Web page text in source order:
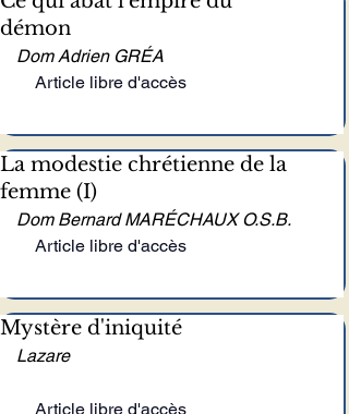
démon
Dom Adrien GRÉA
Article libre d'accès
La modestie chrétienne de la
femme (I)
Dom Bernard MARÉCHAUX O.S.B.
Article libre d'accès
Mystère d'iniquité
Lazare
Article libre d'accès